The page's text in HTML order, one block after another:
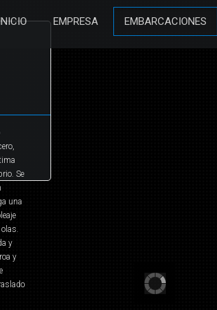
EMPRESA EMBARCACIONES
Se
una
y
y